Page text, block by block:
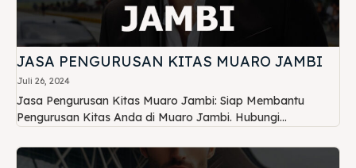
JASA PENGURUSAN KITAS MUARO JAMBI
Juli 26, 2024
Jasa Pengurusan Kitas Muaro Jambi: Siap Membantu
Pengurusan Kitas Anda di Muaro Jambi. Hubungi...